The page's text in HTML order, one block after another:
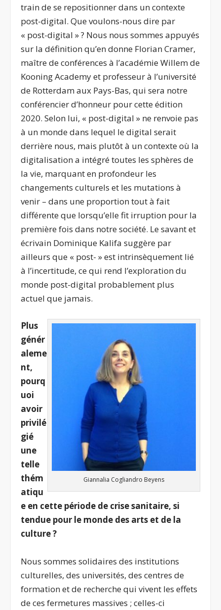
train de se repositionner dans un contexte
post-digital. Que voulons-nous dire par
« post-digital » ? Nous nous sommes appuyés
sur la définition qu’en donne Florian Cramer,
maître de conférences à l’académie Willem de
Kooning Academy et professeur à l’université
de Rotterdam aux Pays-Bas, qui sera notre
conférencier d’honneur pour cette édition
2020. Selon lui, « post-digital » ne renvoie pas
à un monde dans lequel le digital serait
derrière nous, mais plutôt à un contexte où la
digitalisation a intégré toutes les sphères de
la vie, marquant en profondeur les
changements culturels et les mutations à
venir – dans une proportion tout à fait
différente que lorsqu’elle fit irruption pour la
première fois dans notre société. Le savant et
écrivain Dominique Kalifa suggère par
ailleurs que « post- » est intrinsèquement lié
à l’incertitude, ce qui rend l’exploration du
monde post-digital probablement plus
actuel que jamais.
Giannalia Cogliandro Beyens
Plus
génér
aleme
nt,
pourq
uoi
avoir
privilé
gié
une
telle
thém
atiqu
e en cette période de crise sanitaire, si
tendue pour le monde des arts et de la
culture ?
Nous sommes solidaires des institutions
culturelles, des universités, des centres de
formation et de recherche qui vivent les effets
de ces fermetures massives ; celles-ci